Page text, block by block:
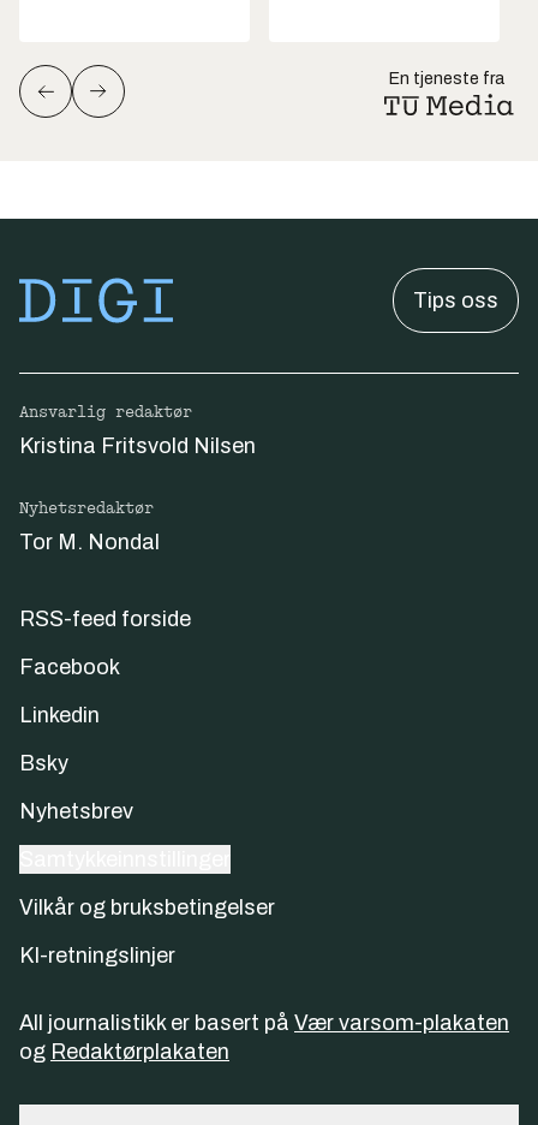
En tjeneste fra
Tips oss
Ansvarlig redaktør
Kristina Fritsvold Nilsen
Nyhetsredaktør
Tor M. Nondal
RSS-feed forside
Facebook
Linkedin
Bsky
Nyhetsbrev
Vilkår og bruksbetingelser
KI-retningslinjer
All journalistikk er basert på Vær varsom-plakaten
og Redaktørplakaten